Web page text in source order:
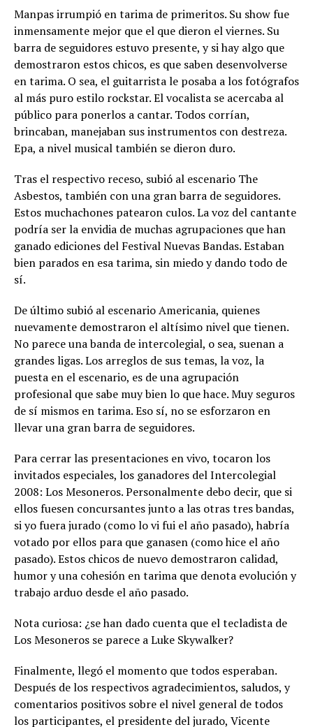
Manpas irrumpió en tarima de primeritos. Su show fue
inmensamente mejor que el que dieron el viernes. Su
barra de seguidores estuvo presente, y si hay algo que
demostraron estos chicos, es que saben desenvolverse
en tarima. O sea, el guitarrista le posaba a los fotógrafos
al más puro estilo rockstar. El vocalista se acercaba al
público para ponerlos a cantar. Todos corrían,
brincaban, manejaban sus instrumentos con destreza.
Epa, a nivel musical también se dieron duro.
Tras el respectivo receso, subió al escenario The
Asbestos, también con una gran barra de seguidores.
Estos muchachones patearon culos. La voz del cantante
podría ser la envidia de muchas agrupaciones que han
ganado ediciones del Festival Nuevas Bandas. Estaban
bien parados en esa tarima, sin miedo y dando todo de
sí.
De último subió al escenario Americania, quienes
nuevamente demostraron el altísimo nivel que tienen.
No parece una banda de intercolegial, o sea, suenan a
grandes ligas. Los arreglos de sus temas, la voz, la
puesta en el escenario, es de una agrupación
profesional que sabe muy bien lo que hace. Muy seguros
de sí mismos en tarima. Eso sí, no se esforzaron en
llevar una gran barra de seguidores.
Para cerrar las presentaciones en vivo, tocaron los
invitados especiales, los ganadores del Intercolegial
2008: Los Mesoneros. Personalmente debo decir, que si
ellos fuesen concursantes junto a las otras tres bandas,
si yo fuera jurado (como lo vi fui el año pasado), habría
votado por ellos para que ganasen (como hice el año
pasado). Estos chicos de nuevo demostraron calidad,
humor y una cohesión en tarima que denota evolución y
trabajo arduo desde el año pasado.
Nota curiosa: ¿se han dado cuenta que el tecladista de
Los Mesoneros se parece a Luke Skywalker?
Finalmente, llegó el momento que todos esperaban.
Después de los respectivos agradecimientos, saludos, y
comentarios positivos sobre el nivel general de todos
los participantes, el presidente del jurado, Vicente